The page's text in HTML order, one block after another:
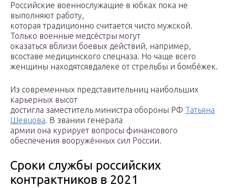
Российские военнослужащие в юбках пока не
выполняют работу,
которая традиционно считается чисто мужской.
Только военные медсёстры могут
оказаться вблизи боевых действий, например,
всоставе медицинского спецназа. Но чаще всего
женщины находятсявдалеке от стрельбы и бомбёжек.
Из современных представительниц наибольших
карьерных высот
достигла заместитель министра обороны РФ Татьяна
Шевцова. В звании генерала
армии она курирует вопросы финансового
обеспечения вооружённых сил России.
Сроки службы российских
контрактников в 2021